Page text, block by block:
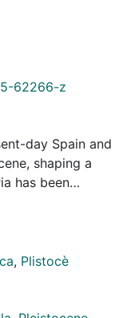
62266-z
day Spain and
shaping a
has been
centre and is
data from 87
= 0.97X)
the last ~26,000
, Plistocè